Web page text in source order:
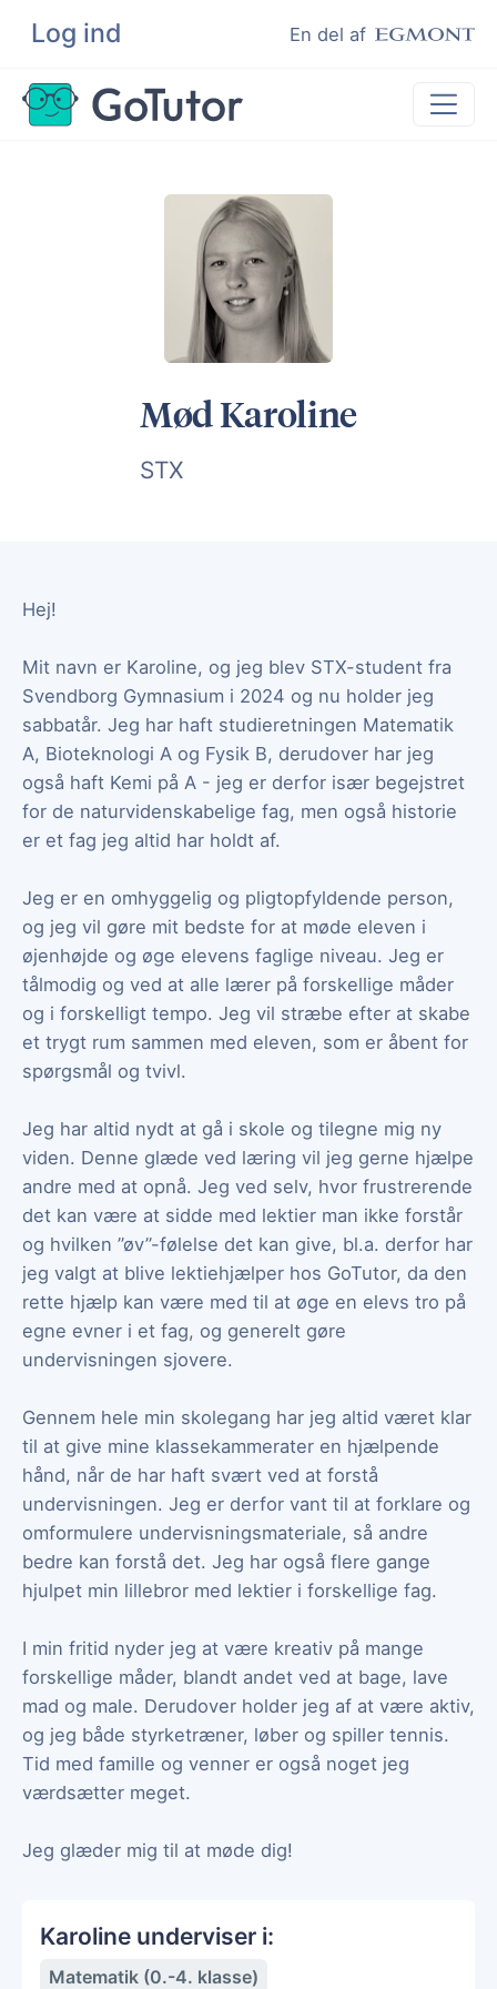
Log ind En del af
Søg
Lektiehjælp
Hjælp til ordblinde
Kundeudtalelser
Mød Karoline
STX
Hej!
Mit navn er Karoline, og jeg blev STX-student fra
Svendborg Gymnasium i 2024 og nu holder jeg
sabbatår. Jeg har haft studieretningen Matematik
A, Bioteknologi A og Fysik B, derudover har jeg
også haft Kemi på A - jeg er derfor især begejstret
for de naturvidenskabelige fag, men også historie
er et fag jeg altid har holdt af.
Jeg er en omhyggelig og pligtopfyldende person,
og jeg vil gøre mit bedste for at møde eleven i
øjenhøjde og øge elevens faglige niveau. Jeg er
tålmodig og ved at alle lærer på forskellige måder
og i forskelligt tempo. Jeg vil stræbe efter at skabe
et trygt rum sammen med eleven, som er åbent for
spørgsmål og tvivl.
Jeg har altid nydt at gå i skole og tilegne mig ny
viden. Denne glæde ved læring vil jeg gerne hjælpe
andre med at opnå. Jeg ved selv, hvor frustrerende
det kan være at sidde med lektier man ikke forstår
og hvilken ”øv”-følelse det kan give, bl.a. derfor har
jeg valgt at blive lektiehjælper hos GoTutor, da den
rette hjælp kan være med til at øge en elevs tro på
egne evner i et fag, og generelt gøre
undervisningen sjovere.
Gennem hele min skolegang har jeg altid været klar
til at give mine klassekammerater en hjælpende
hånd, når de har haft svært ved at forstå
undervisningen. Jeg er derfor vant til at forklare og
omformulere undervisningsmateriale, så andre
bedre kan forstå det. Jeg har også flere gange
hjulpet min lillebror med lektier i forskellige fag.
I min fritid nyder jeg at være kreativ på mange
forskellige måder, blandt andet ved at bage, lave
mad og male. Derudover holder jeg af at være aktiv,
og jeg både styrketræner, løber og spiller tennis.
Tid med famille og venner er også noget jeg
værdsætter meget.
Jeg glæder mig til at møde dig!
Karoline underviser i:
Matematik (0.-4. klasse)